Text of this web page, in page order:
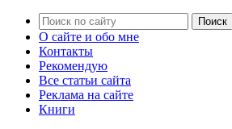
О сайте и обо мне
Контакты
Рекомендую
Все статьи сайта
Реклама на сайте
Книги